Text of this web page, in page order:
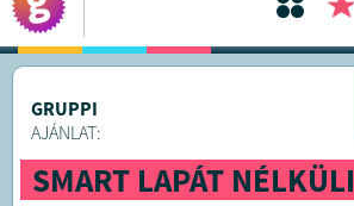
GRUPPI
AJÁNLAT:
SMART LAPÁT NÉLKÜLI